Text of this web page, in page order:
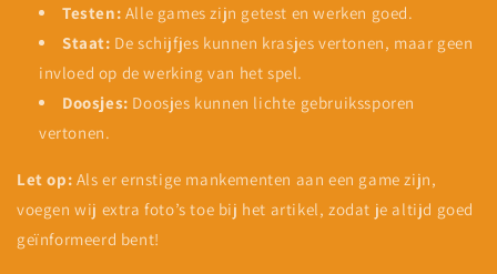
Testen: Alle games zijn getest en werken goed.
Staat: De schijfjes kunnen krasjes vertonen, maar geen
invloed op de werking van het spel.
Doosjes: Doosjes kunnen lichte gebruikssporen
vertonen.
Let op: Als er ernstige mankementen aan een game zijn,
voegen wij extra foto’s toe bij het artikel, zodat je altijd goed
geïnformeerd bent!